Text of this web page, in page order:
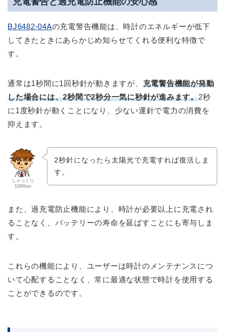
BJ6482-04Aの充電警告機能は、時計のエネルギーが低下
してきたときにあらかじめ知らせてくれる便利な特徴で
す。
通常は1秒間に1回秒針が動きますが、 充電警告機能が発動
した場合には、2秒間で2秒分一気に秒針が進みます。2秒
に1度秒針が動くことになり、少ない運針で電力の消費を
抑えます。
しゃっくり
100Man
2秒針になったら太陽光で充電すれば復活しま
す。
また、過充電防止機能により、時計が必要以上に充電され
ることなく、バッテリーの寿命を延ばすことにも寄与しま
す。
これらの機能により、ユーザーは時計のメンテナンスにつ
いて心配することなく、常に最適な状態で時計を使用する
ことができるのです。